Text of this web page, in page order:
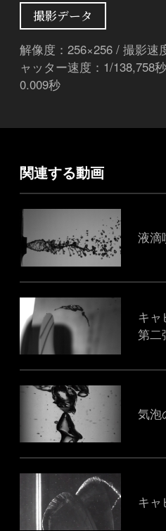
撮影データ
解像度：256×256 / 撮影速
ャッター速度：1/138,758
0.009秒
関連する動画
液滴
キ
第二
気泡
キャ